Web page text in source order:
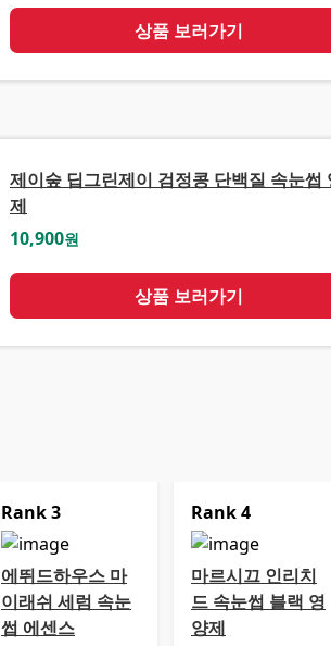
상품 보러가기
제이숲 딥그린제이 검정콩 단백질 속눈썹
제
10,900원
상품 보러가기
Rank3
에뛰드하우스 마
이래쉬 세럼 속눈
썹 에센스
Rank4
마르시끄 인리치
드 속눈썹 블랙 영
양제